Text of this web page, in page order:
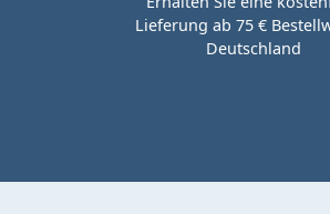
Lieferung ab 75 €
Deutschland